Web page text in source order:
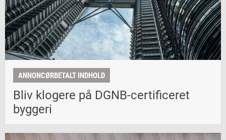
ANNONCØRBETALT INDHOLD
Bliv klogere på DGNB-certificeret
byggeri